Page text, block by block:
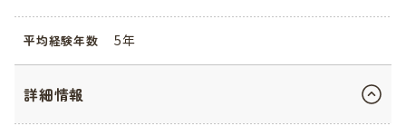
平均経験年数 5年
詳細情報